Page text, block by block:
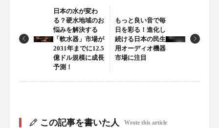
日本の水が変わ
る？硬水地域のお
悩みを解決する
「軟水器」市場が
2031年までに12.5
億ドル規模に成長
予測！
もっと良い音で毎
日を彩る！進化し
続ける日本の民生
用オーディオ機器
市場に注目
この記事を書いた人 Wrote this article